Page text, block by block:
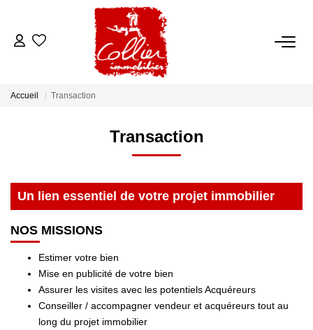
ACCUEIL
A Vendre
Gestion Locative
Syndic
Accueil Transaction
Transaction
Un lien essentiel de votre projet immobilier
NOS MISSIONS
Estimer votre bien
Mise en publicité de votre bien
Assurer les visites avec les potentiels Acquéreurs
Conseiller / accompagner vendeur et acquéreurs tout au
long du projet immobilier